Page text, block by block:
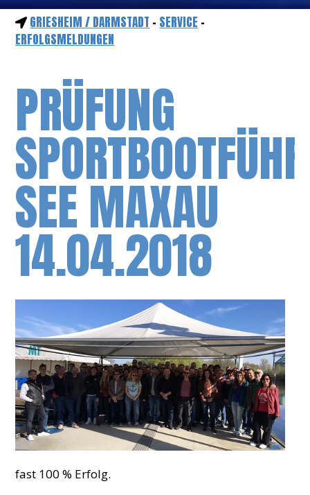
GRIESHEIM / DARMSTADT - SERVICE -
ERFOLGSMELDUNGEN
PRÜFUNG
SEE MAXAU
14.04.2018
fast 100 % Erfolg.